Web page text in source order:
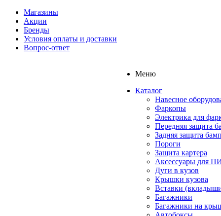
Магазины
Акции
Бренды
Условия оплаты и доставки
Вопрос-ответ
Меню
Каталог
Навесное
Фаркопы
Электрика для
Передняя защита
Задняя защита
Пороги
Защита картера
Аксессуары для
Дуги в кузов
Крышки кузова
Вставки
Багажники
Багажники на